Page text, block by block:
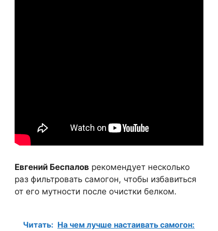
Евгений Беспалов рекомендует несколько
раз фильтровать самогон, чтобы избавиться
от его мутности после очистки белком.
Читать: На чем лучше настаивать самогон: